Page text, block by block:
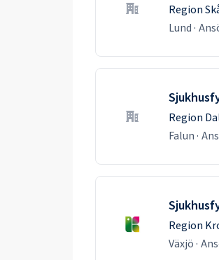
Region
Lund ·
Region
Falun ·
Region
Växjö ·